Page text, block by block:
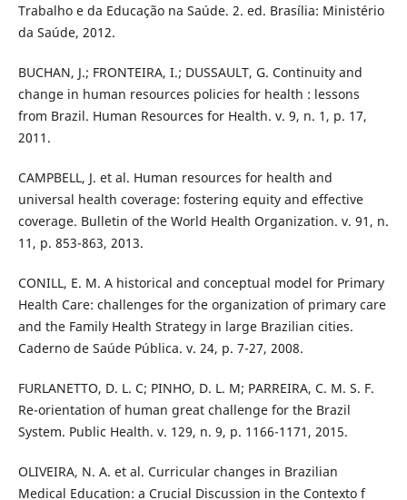
Trabalho e da Educação na Saúde. 2. ed. Brasília: Ministério
da Saúde, 2012.
BUCHAN, J.; FRONTEIRA, I.; DUSSAULT, G. Continuity and
change in human resources policies for health : lessons
from Brazil. Human Resources for Health. v. 9, n. 1, p. 17,
2011.
CAMPBELL, J. et al. Human resources for health and
universal health coverage: fostering equity and effective
coverage. Bulletin of the World Health Organization. v. 91, n.
11, p. 853-863, 2013.
CONILL, E. M. A historical and conceptual model for Primary
Health Care: challenges for the organization of primary care
and the Family Health Strategy in large Brazilian cities.
Caderno de Saúde Pública. v. 24, p. 7-27, 2008.
FURLANETTO, D. L. C; PINHO, D. L. M; PARREIRA, C. M. S. F.
Re-orientation of human great challenge for the Brazil
System. Public Health. v. 129, n. 9, p. 1166-1171, 2015.
OLIVEIRA, N. A. et al. Curricular changes in Brazilian
Medical Education: a Crucial Discussion in the Contexto f